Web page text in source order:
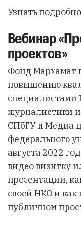
Узнать
Вебинар
проектов»
Фонд Мархамат
повышению
журналистики
СПбГУ и Медиа
федерального
августа 2022
видео визитку
презентации,
своей НКО и как
публичном